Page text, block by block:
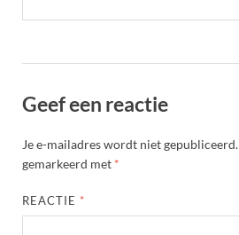
Geef een reactie
Je e-mailadres wordt niet gepubliceerd.
gemarkeerd met *
REACTIE *